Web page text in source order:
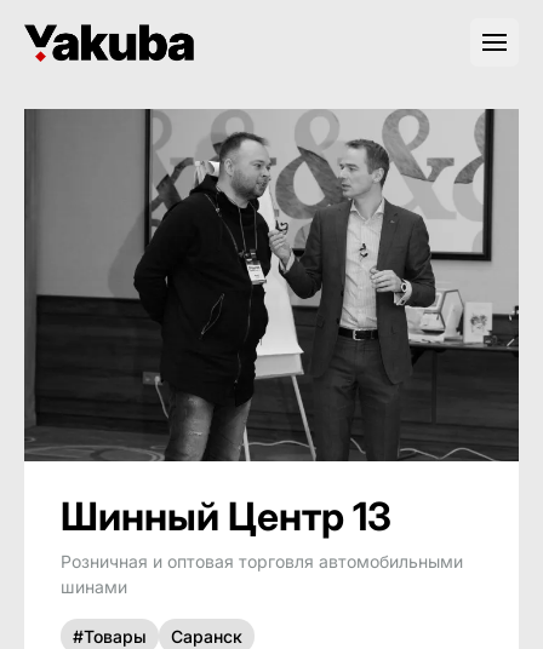
Шинный Центр 13
Розничная и оптовая торговля автомобильными
шинами
#Товары Саранск